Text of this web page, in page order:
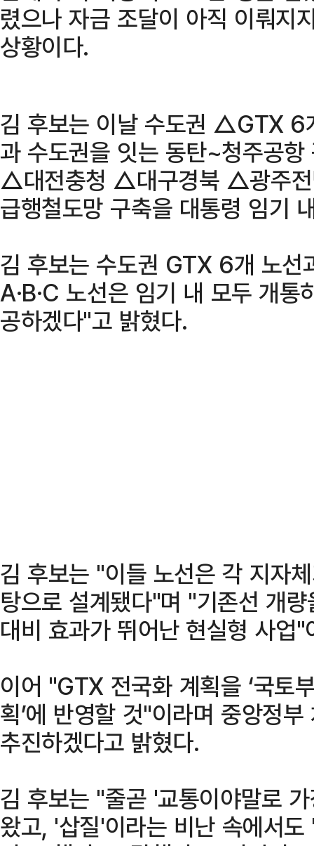
렸으나 자금 조달이 아직 이뤄지
상황이다.
김 후보는 이날 수도권 △GTX
과 수도권을 잇는 동탄~청주공
△대전충청 △대구경북 △광주전
급행철도망 구축을 대통령 임기
김 후보는 수도권 GTX 6개 노선
A·B·C 노선은 임기 내 모두 개통
공하겠다"고 밝혔다.
김 후보는 "이들 노선은 각 지자
탕으로 설계됐다"며 "기존선 개
대비 효과가 뛰어난 현실형 사업
이어 "GTX 전국화 계획을 ‘국토
획’에 반영할 것"이라며 중앙정
추진하겠다고 밝혔다.
김 후보는 "줄곧 '교통이야말로
왔고, '삽질'이라는 비난 속에서